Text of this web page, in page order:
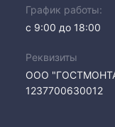
График работы:
с 9:00 до 18:00
Реквизиты
ООО
1237700630012